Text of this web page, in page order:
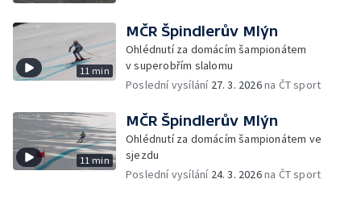
11 min
MČR Špindlerův Mlýn
Ohlédnutí za domácím šampionátem
v superobřím slalomu
Poslední vysílání 27. 3. 2026na ČT sport
11 min
MČR Špindlerův Mlýn
Ohlédnutí za domácím šampionátem ve
sjezdu
Poslední vysílání 24. 3. 2026na ČT sport